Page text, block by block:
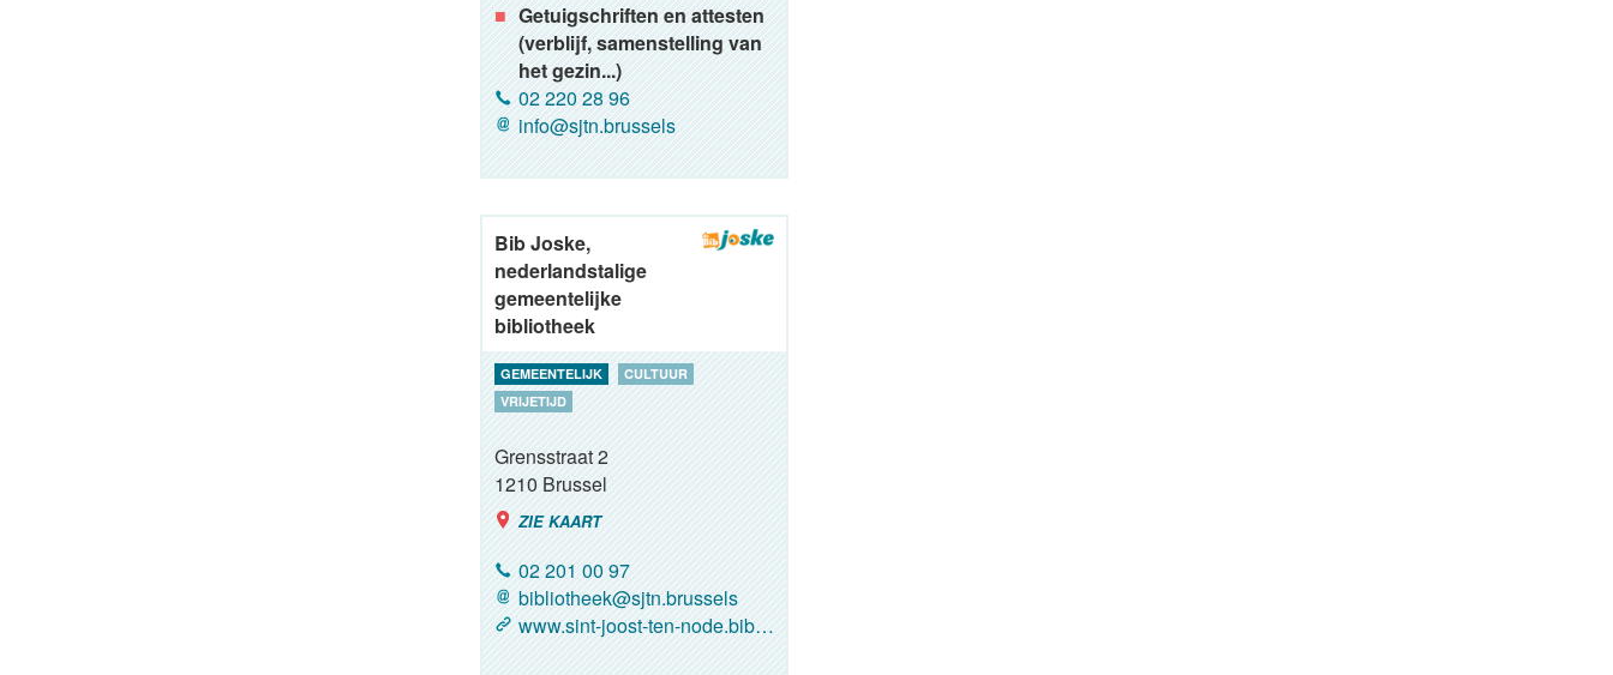
Getuigschriften en attesten
(verblijf, samenstelling van
het gezin...)
02 220 28 96
info@sjtn.brussels
Bib Joske,
nederlandstalige
gemeentelijke
bibliotheek
GEMEENTELIJK
CULTUUR
VRIJETIJD
Grensstraat 2
1210Brussel
ZIE KAART
02 201 00 97
bibliotheek@sjtn.brussels
www.sint-joost-ten-node.bibliotheek.be